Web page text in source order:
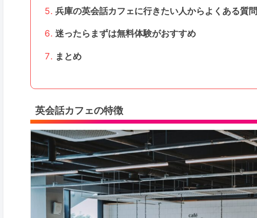
兵庫の英会話カフェに行きたい人からよくある質問
迷ったらまずは無料体験がおすすめ
まとめ
英会話カフェの特徴